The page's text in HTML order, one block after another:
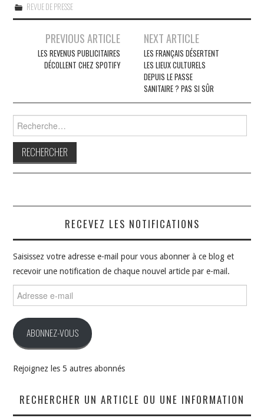
REVUE DE PRESSE
Navigation
articles
PREVIOUS ARTICLE
LES REVENUS PUBLICITAIRES
DÉCOLLENT CHEZ SPOTIFY
NEXT ARTICLE
LES FRANÇAIS DÉSERTENT
LES LIEUX CULTURELS
DEPUIS LE PASSE
SANITAIRE ? PAS SI SÛR
RECEVEZ LES NOTIFICATIONS
Saisissez votre adresse e-mail pour vous abonner à ce blog et
recevoir une notification de chaque nouvel article par e-mail.
e-
ABONNEZ-VOUS
Rejoignez les 5 autres abonnés
RECHERCHER UN ARTICLE OU UNE INFORMATION